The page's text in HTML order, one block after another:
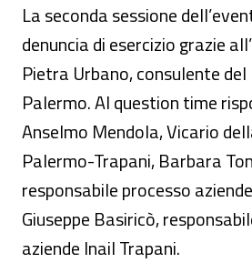
La seconda sessione
denuncia di esercizio grazie
Pietra Urbano, consulente
Palermo. Al question time
Anselmo Mendola, Vicario
Palermo-Trapani, Barbara
responsabile processo
Giuseppe Basiricò,
aziende Inail Trapani.